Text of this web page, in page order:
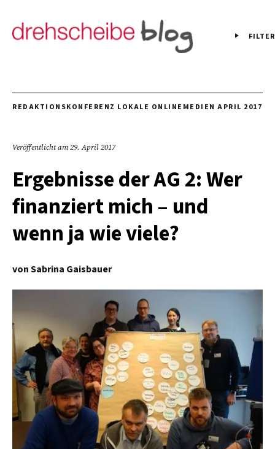
FILTER
REDAKTIONSKONFERENZ LOKALE ONLINEMEDIEN APRIL 2017
Veröffentlicht am29. April 2017
Ergebnisse der AG 2: Wer
finanziert mich – und
wenn ja wie viele?
vonSabrina Gaisbauer